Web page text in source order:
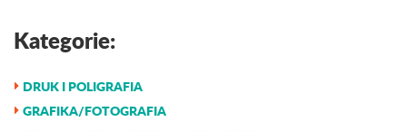
Kategorie:
DRUK I POLIGRAFIA
GRAFIKA/FOTOGRAFIA